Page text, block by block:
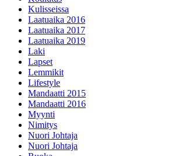
Kulisseissa
Laatuaika 2016
Laatuaika 2017
Laatuaika 2019
Laki
Lapset
Lemmikit
Lifestyle
Mandaatti 2015
Mandaatti 2016
Myynti
Nimitys
Nuori Johtaja
Nuori Johtaja